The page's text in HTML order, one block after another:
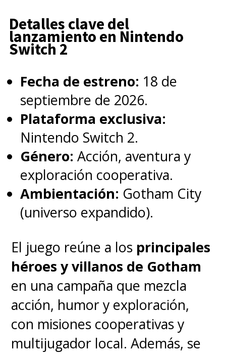
Detalles clave del
lanzamiento en Nintendo
Switch 2
Fecha de estreno: 18 de
septiembre de 2026.
Plataforma exclusiva:
Nintendo Switch 2.
Género: Acción, aventura y
exploración cooperativa.
Ambientación: Gotham City
(universo expandido).
El juego reúne a los principales
héroes y villanos de Gotham
en una campaña que mezcla
acción, humor y exploración,
con misiones cooperativas y
multijugador local. Además, se